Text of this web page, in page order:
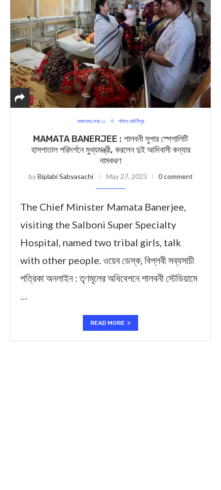
আজকের সেরা ১০ পশ্চিম মেদিনীপুর
MAMATA BANERJEE : শালবনী সুপার স্পেশালিটি
হাসপাতাল পরিদর্শনে মুখ্যমন্ত্রী, করলেন দুই আদিবাসী কন্যার
নামকরণ
byBiplabi Sabyasachi May 27, 2023 0 comment
The Chief Minister Mamata Banerjee,
visiting the Salboni Super Specialty
Hospital, named two tribal girls, talk
with other people. ওয়েব ডেস্ক, বিপ্লবী সব্যসাচী
পত্রিকা অনলাইন : তৃণমূলের অধিবেশনে শালবনী স্টেডিয়ামে
…
READ MORE